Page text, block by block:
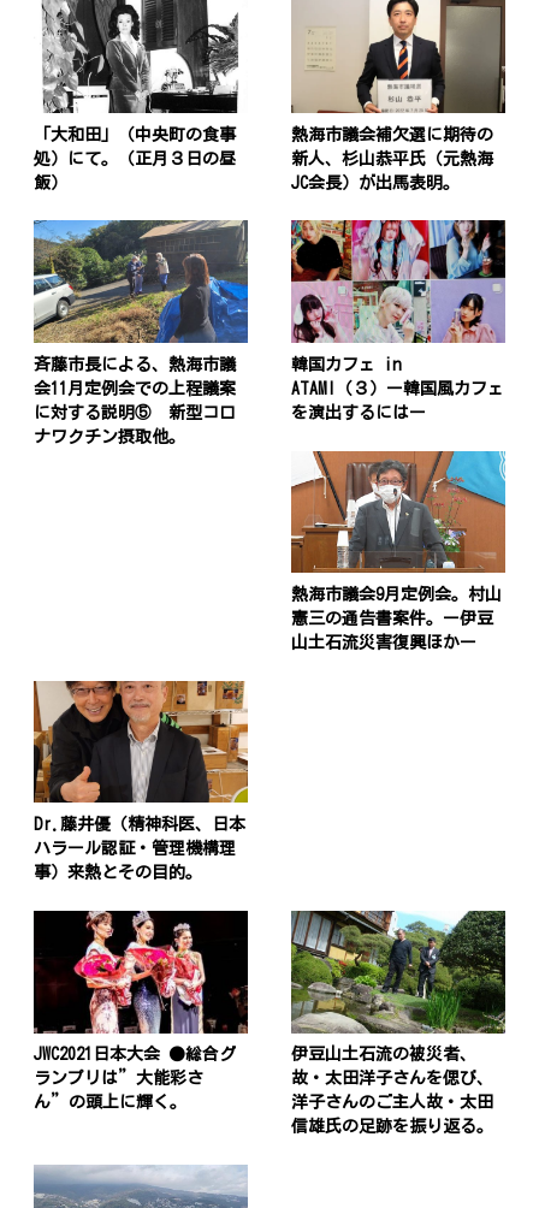
「大和田」（中央町の食事
処）にて。（正月３日の昼
飯）
熱海市議会補欠選に期待の
新人、杉山恭平氏（元熱海
JC会長）が出馬表明。
斉藤市長による、熱海市議
会11月定例会での上程議案
に対する説明⑤ 新型コロ
ナワクチン摂取他。
韓国カフェ in
ATAMI（３）ー韓国風カフェ
を演出するにはー
熱海市議会9月定例会。村山
憲三の通告書案件。ー伊豆
山土石流災害復興ほかー
Dr.藤井優（精神科医、日本
ハラール認証・管理機構理
事）来熱とその目的。
JWC2021日本大会 ●総合グ
ランプリは”大能彩さ
ん”の頭上に輝く。
伊豆山土石流の被災者、
故・太田洋子さんを偲び、
洋子さんのご主人故・太田
信雄氏の足跡を振り返る。